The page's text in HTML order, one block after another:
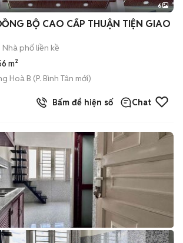
+2
6
BỘ CAO CẤP THUẬN TIỆN GIAO
Nhà phố liền kề
m²
Hoà B (P. Bình Tân mới)
Bấm để hiện số Chat